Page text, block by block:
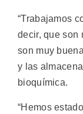
“Trabajamos
decir, que son
son muy
y las
bioquímica.
“Hemos